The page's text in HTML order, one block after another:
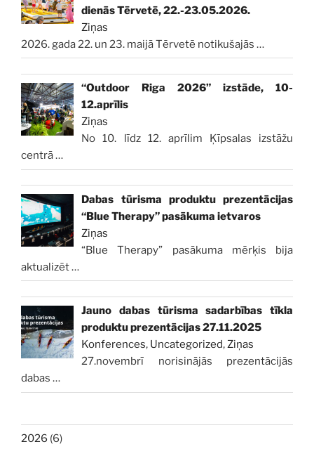
dienās Tērvetē, 22.-23.05.2026.
Ziņas
2026. gada 22. un 23. maijā Tērvetē notikušajās …
“Outdoor Riga 2026” izstāde, 10-
12.aprīlis
Ziņas
No 10. līdz 12. aprīlim Ķīpsalas izstāžu
centrā…
Dabas tūrisma produktu prezentācijas
“Blue Therapy” pasākuma ietvaros
Ziņas
“Blue Therapy” pasākuma mērķis bija
aktualizēt…
Jauno dabas tūrisma sadarbības tīkla
produktu prezentācijas 27.11.2025
Konferences, Uncategorized,Ziņas
27.novembrī norisinājās prezentācijās
dabas …
2026 (6)